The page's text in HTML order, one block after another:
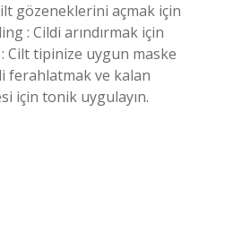
gözeneklerini açmak için
: Cildi arındırmak için
Cilt tipinize uygun maske
ferahlatmak ve kalan
için tonik uygulayın.